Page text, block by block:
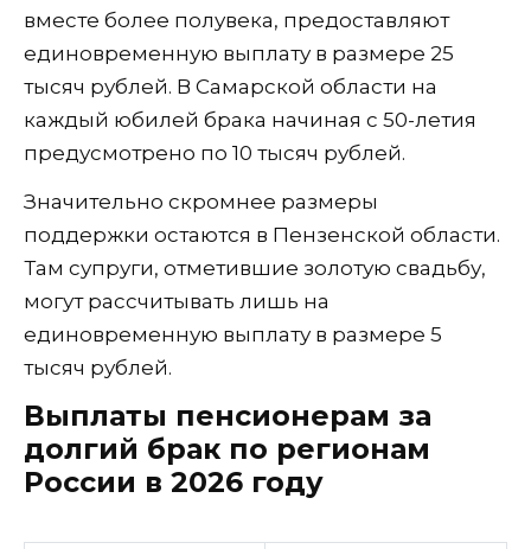
вместе более полувека, предоставляют
единовременную выплату в размере 25
тысяч рублей. В Самарской области на
каждый юбилей брака начиная с 50-летия
предусмотрено по 10 тысяч рублей.
Значительно скромнее размеры
поддержки остаются в Пензенской области.
Там супруги, отметившие золотую свадьбу,
могут рассчитывать лишь на
единовременную выплату в размере 5
тысяч рублей.
Выплаты пенсионерам за
долгий брак по регионам
России в 2026 году